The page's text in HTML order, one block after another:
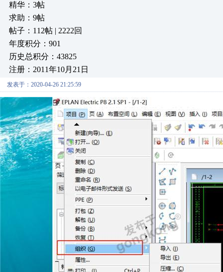
精华：3帖
求助：9帖
帖子：112帖 | 2222回
年度积分：901
历史总积分：43825
注册：2011年10月21日
发表于：2020-04-26 21:25:59